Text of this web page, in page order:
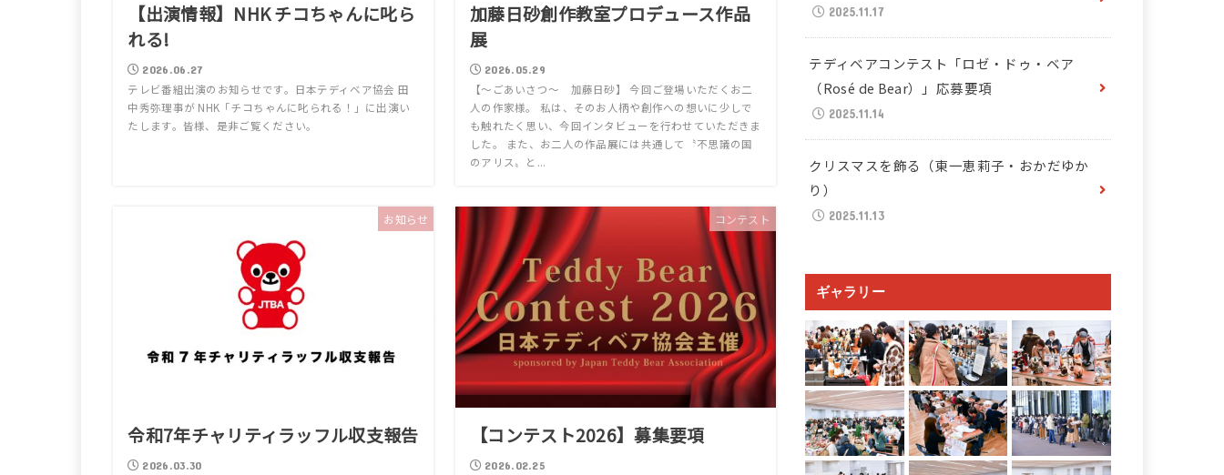
【出演情報】NHK チコちゃんに叱ら
れる!
2026.06.27
テレビ番組出演のお知らせです。日本テディベア協会 田
中秀弥理事が NHK「チコちゃんに叱られる！」に出演い
たします。皆様、是非ご覧ください。
加藤日砂創作教室プロデュース作品
展
2026.05.29
【〜ごあいさつ〜 加藤日砂】 今回ご登場いただくお二
人の作家様。 私は、そのお人柄や創作への想いに少しで
も触れたく思い、今回インタビューを行わせていただきま
した。 また、お二人の作品展には共通して〝不思議の国
のアリス〟と...
お知らせ
令和7年チャリティラッフル収支報告
2026.03.30
コンテスト
【コンテスト2026】募集要項
2026.02.25
2025.11.17
テディベアコンテスト「ロゼ・ドゥ・ベア
（Rosé de Bear）」応募要項
2025.11.14
クリスマスを飾る（東一恵莉子・おかだゆか
り）
2025.11.13
ギャラリー